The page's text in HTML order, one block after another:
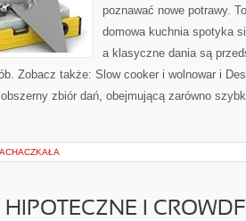
poznawać nowe potrawy.
domowa kuchnia spotyka
a klasyczne dania są
Zobacz także: Slow cooker i wolnowar i
zbiór dań, obejmującą zarówno
HIPOTECZNE I